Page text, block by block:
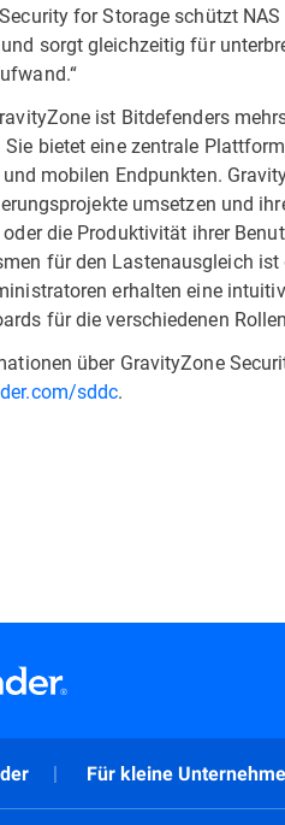
for Storage schützt
sorgt gleichzeitig für
ist Bitdefenders
Sie bietet eine zentrale
mobilen Endpunkten.
umsetzen und
die Produktivität ihrer
für den Lastenausgleich
erhalten eine
für die verschiedenen
über GravityZone
sddc.
Für kleine